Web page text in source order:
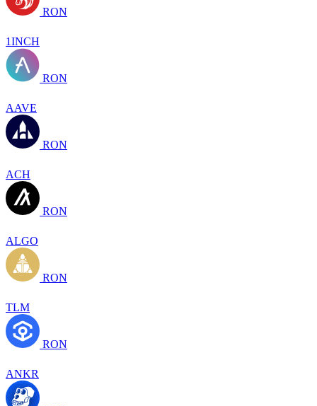
RON
1INCH
RON
AAVE
RON
ACH
RON
ALGO
RON
TLM
RON
ANKR